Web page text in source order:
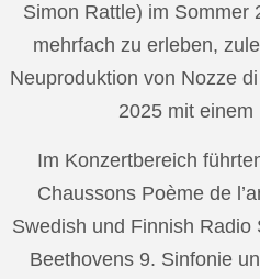
Simon Rattle) im Sommer
mehrfach zu erleben,
Neuproduktion von Nozze
2025 mit einem
Im Konzertbereich
Chaussons Poème de
Swedish und Finnish
Beethovens 9. Sinfonie